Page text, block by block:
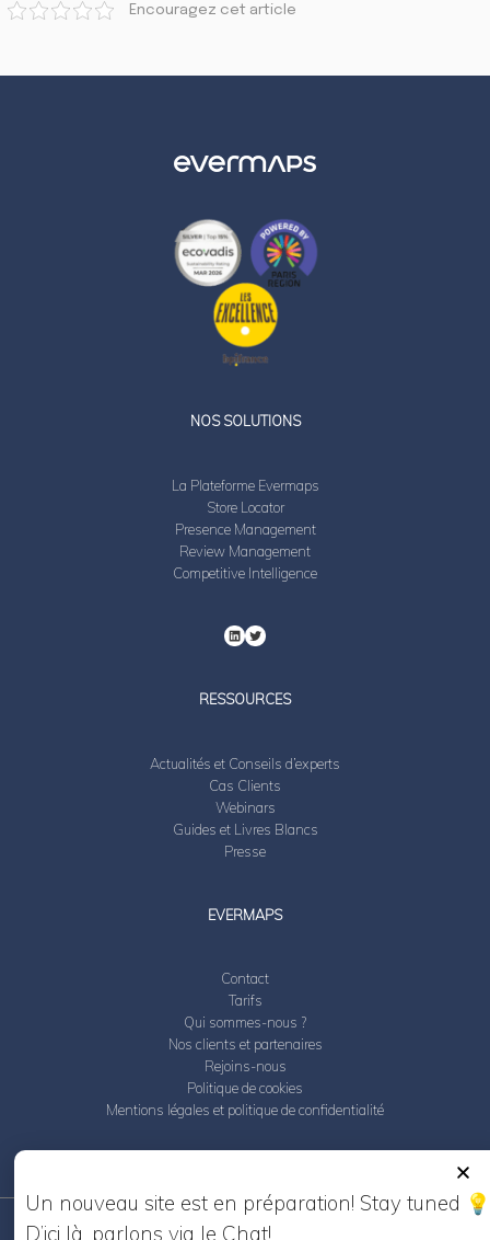
Encouragez cet article
NOS SOLUTIONS
La Plateforme Evermaps
Store Locator
Presence Management
Review Management
Competitive Intelligence
RESSOURCES
Actualités et Conseils d’experts
Cas Clients
Webinars
Guides et Livres Blancs
Presse
EVERMAPS
Contact
Tarifs
Qui sommes-nous ?
Nos clients et partenaires
Rejoins-nous
Politique de cookies
Mentions légales et politique de confidentialité
Un nouveau site est en préparation! Stay tuned
D’ici là, parlons via le Chat!